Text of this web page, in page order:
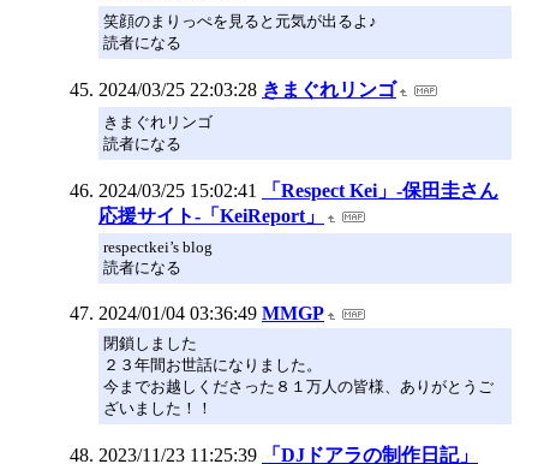
笑顔のまりっぺを見ると元気が出るよ♪
読者になる
2024/03/25 22:03:28 きまぐれリンゴ
きまぐれリンゴ
読者になる
2024/03/25 15:02:41
「Respect Kei」-保田圭さん
応援サイト-「KeiReport」
respectkei’s blog
読者になる
2024/01/04 03:36:49 MMGP
閉鎖しました
２３年間お世話になりました。
今までお越しくださった８１万人の皆様、ありがとうご
ざいました！！
2023/11/23 11:25:39
「DJドアラの制作日記」